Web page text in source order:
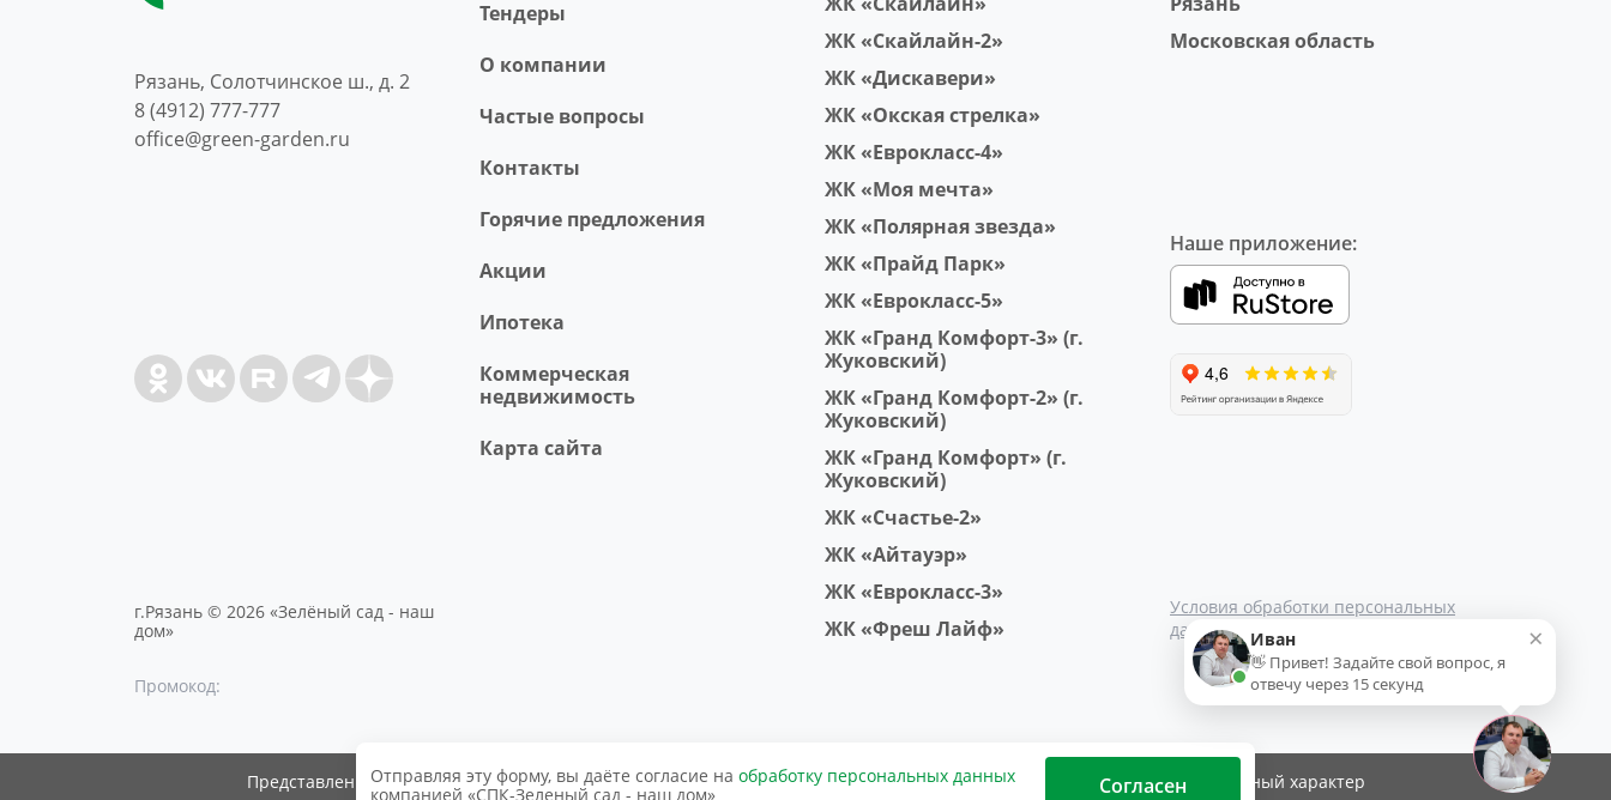
Рязань, Солотчинское ш., д. 2
8 (4912) 777-777
office@green-garden.ru
г.Рязань © 2026 «Зелёный сад - наш
дом»
Тендеры
O компании
Частые вопросы
Контакты
Горячие предложения
Акции
Ипотека
Коммерческая
недвижимость
Карта сайта
ЖК «Скайлайн-2»
ЖК «Дискавери»
ЖК «Окская стрелка»
ЖК «Еврокласс-4»
ЖК «Моя мечта»
ЖК «Полярная звезда»
ЖК «Прайд Парк»
ЖК «Еврокласс-5»
ЖК «Гранд Комфорт-3» (г.
Жуковский)
ЖК «Гранд Комфорт-2» (г.
Жуковский)
ЖК «Гранд Комфорт» (г.
Жуковский)
ЖК «Счастье-2»
ЖК «Айтауэр»
ЖК «Еврокласс-3»
ЖК «Фреш Лайф»
Московская область
Наше приложение:
Условия обработки персональных
данных
Промокод:
Представленные на сайте ГК «Зелёный Сад» сведения, в том числе о цене объектов недвижимости носят информационный характер
Отправляя эту форму, вы даёте согласие на обработку персональных данных
компанией «СПК-Зеленый сад - наш дом»
Согласен
×
Иван
👋 Привет! Задайте свой вопрос, я
отвечу через 15 секунд